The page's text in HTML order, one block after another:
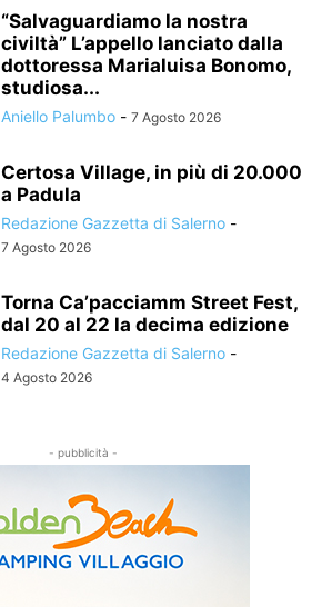
“Salvaguardiamo la nostra
civiltà” L’appello lanciato dalla
dottoressa Marialuisa Bonomo,
studiosa...
Aniello Palumbo - 7 Agosto 2026
Certosa Village, in più di 20.000
a Padula
Redazione Gazzetta di Salerno -
7 Agosto 2026
Torna Ca’pacciamm Street Fest,
dal 20 al 22 la decima edizione
Redazione Gazzetta di Salerno -
4 Agosto 2026
- pubblicità -